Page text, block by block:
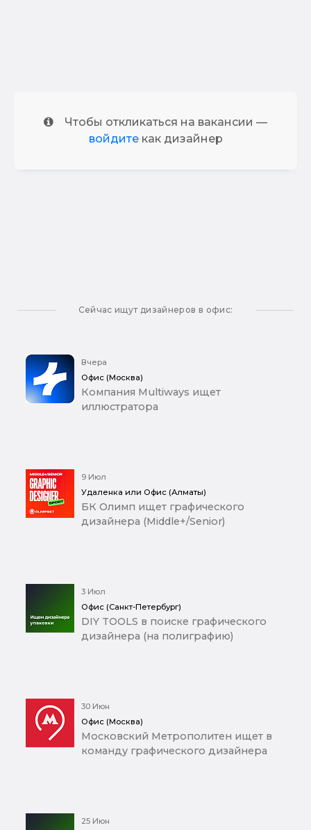
Чтобы откликаться на вакансии —
войдитекак дизайнер
Сейчас ищут дизайнеров в офис:
Вчера
Офис (Москва)
Компания Multiways ищет
иллюстратора
9 Июл
Удаленка или Офис (Алматы)
БК Олимп ищет графического
дизайнера (Middle+/Senior)
3 Июл
Офис (Санкт-Петербург)
DIY TOOLS в поиске графического
дизайнера (на полиграфию)
30 Июн
Офис (Москва)
Московский Метрополитен ищет в
команду графического дизайнера
25 Июн